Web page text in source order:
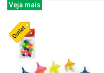
Veja mais